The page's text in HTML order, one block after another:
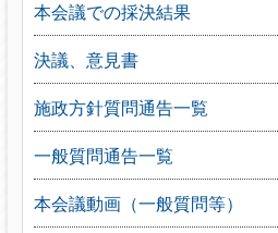
本会議での採決結果
決議、意見書
施政方針質問通告一覧
一般質問通告一覧
本会議動画（一般質問等）